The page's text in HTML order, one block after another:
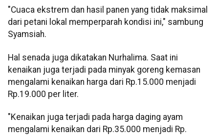
"Cuaca ekstrem dan hasil panen yang tidak maksimal
dari petani lokal memperparah kondisi ini," sambung
Syamsiah.
Hal senada juga dikatakan Nurhalima. Saat ini
kenaikan juga terjadi pada minyak goreng kemasan
mengalami kenaikan harga dari Rp.15.000 menjadi
Rp.19.000 per liter.
"Kenaikan juga terjadi pada harga daging ayam
mengalami kenaikan dari Rp.35.000 menjadi Rp.